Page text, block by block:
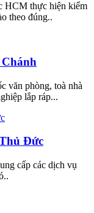
HCM thực hiện kiểm
theo đúng..
văn phòng, toà nhà
lắp ráp...
Đức
cấp các dịch vụ